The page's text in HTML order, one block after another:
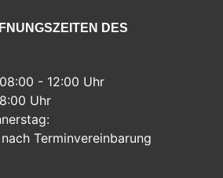
DES
- 12:00 Uhr
Uhr
Terminvereinbarung